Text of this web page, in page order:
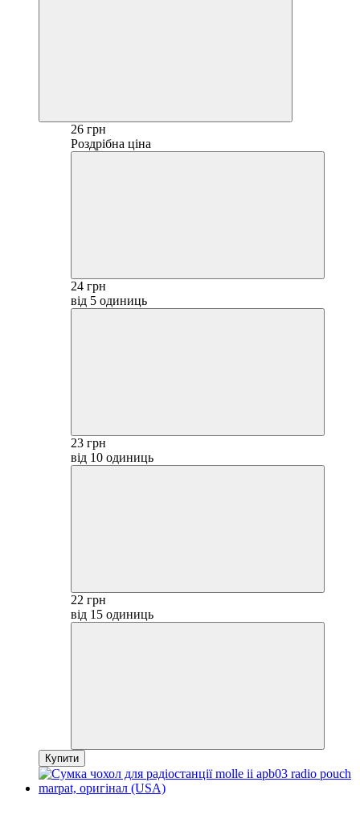
26 грн
Роздрібна ціна
24 грн
від 5 одиниць
23 грн
від 10 одиниць
22 грн
від 15 одиниць
Купити